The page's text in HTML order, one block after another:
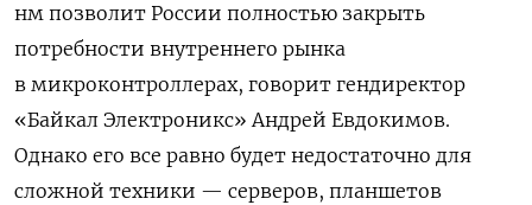
нм позволит России полностью закрыть
потребности внутреннего рынка
в микроконтроллерах, говорит гендиректор
«Байкал Электроникс» Андрей Евдокимов.
Однако его все равно будет недостаточно для
сложной техники — серверов, планшетов